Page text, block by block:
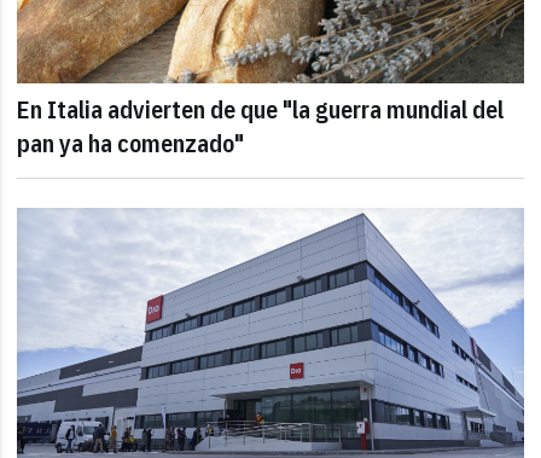
En Italia advierten de que "la guerra mundial del
pan ya ha comenzado"